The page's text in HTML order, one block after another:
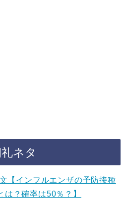
ネタ
【インフルエンザの予防接種
は？確率は50％？】